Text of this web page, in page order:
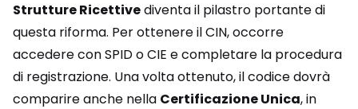
Strutture Ricettivediventa il pilastro portante di
questa riforma. Per ottenere il CIN, occorre
accedere con SPID o CIE e completare la procedura
di registrazione. Una volta ottenuto, il codice dovrà
comparire anche nella Certificazione Unica, in